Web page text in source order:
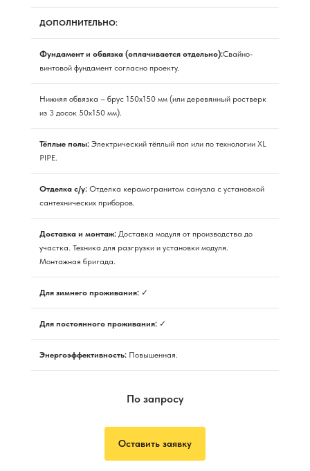
ДОПОЛНИТЕЛЬНО:
Фундамент и обвязка (оплачивается отдельно):Свайно-
винтовой фундамент согласно проекту.
Нижняя обвязка – брус 150х150 мм (или деревянный ростверк
из 3 досок 50х150 мм).
Тёплые полы: Электрический тёплый пол или по технологии XL
PIPE.
Отделка с/у: Отделка керамогранитом санузла с установкой
сантехнических приборов.
Доставка и монтаж: Доставка модуля от производства до
участка. Техника для разгрузки и установки модуля.
Монтажная бригада.
Для зимнего проживания: ✓
Для постоянного проживания: ✓
Энергоэффективность: Повышенная.
По запросу
Оставить заявку